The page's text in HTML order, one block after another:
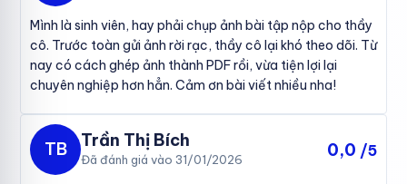
Mình là sinh viên, hay phải chụp ảnh bài tập nộp cho thầy
cô. Trước toàn gửi ảnh rời rạc, thầy cô lại khó theo dõi. Từ
nay có cách ghép ảnh thành PDF rồi, vừa tiện lợi lại
chuyên nghiệp hơn hẳn. Cảm ơn bài viết nhiều nha!
TB Trần Thị Bích
Đã đánh giá vào 31/01/2026 0,0 /5